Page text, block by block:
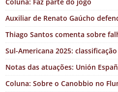
Auxiliar de Renato Gaúcho
Thiago Santos comenta sobre
Sul-Americana 2025:
Notas das atuações: Unión
Coluna: Sobre o Canobbio no